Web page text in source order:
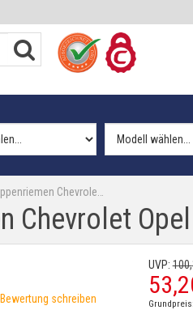
Chevrole…
Chevrolet
schreiben
UVP:100,
53,